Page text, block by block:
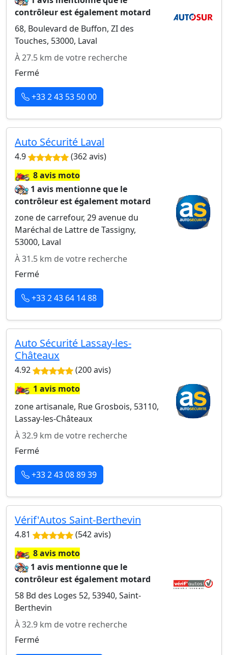
contrôleur est également motard
68, Boulevard de Buffon, ZI des
Touches, 53000, Laval
À 27.5 km de votre recherche
Fermé
+33 2 43 53 50 00
Auto Sécurité Laval
4.9 (362 avis)
🏍️8 avis moto
1 avis mentionne que le
contrôleur est également motard
zone de carrefour, 29 avenue du
Maréchal de Lattre de Tassigny,
53000, Laval
À 31.5 km de votre recherche
Fermé
+33 2 43 64 14 88
Auto Sécurité Lassay-les-
Châteaux
4.92 (200 avis)
🏍️1 avis moto
zone artisanale, Rue Grosbois, 53110,
Lassay-les-Châteaux
À 32.9 km de votre recherche
Fermé
+33 2 43 08 89 39
Vérif'Autos Saint-Berthevin
4.81 (542 avis)
🏍️8 avis moto
1 avis mentionne que le
contrôleur est également motard
58 Bd des Loges 52, 53940, Saint-
Berthevin
À 32.9 km de votre recherche
Fermé